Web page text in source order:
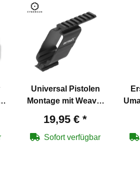
/
Universal Pistolen
Montage mit Weaver
19,95 € *
Sofort verfügbar